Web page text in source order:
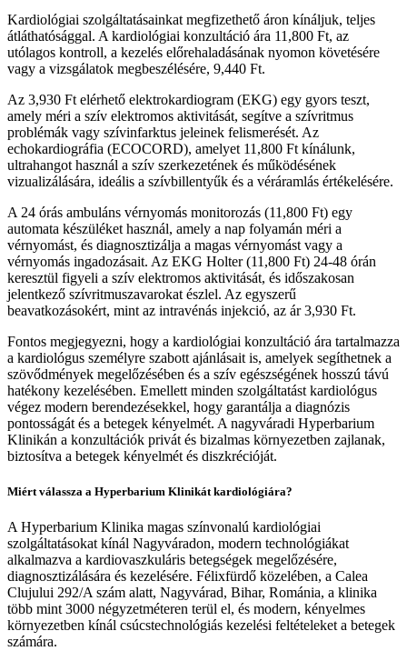
Kardiológiai szolgáltatásainkat megfizethető áron kínáljuk, teljes
átláthatósággal. A kardiológiai konzultáció ára 11,800 Ft, az
utólagos kontroll, a kezelés előrehaladásának nyomon követésére
vagy a vizsgálatok megbeszélésére, 9,440 Ft.
Az 3,930 Ft elérhető elektrokardiogram (EKG) egy gyors teszt,
amely méri a szív elektromos aktivitását, segítve a szívritmus
problémák vagy szívinfarktus jeleinek felismerését. Az
echokardiográfia (ECOCORD), amelyet 11,800 Ft kínálunk,
ultrahangot használ a szív szerkezetének és működésének
vizualizálására, ideális a szívbillentyűk és a véráramlás értékelésére.
A 24 órás ambuláns vérnyomás monitorozás (11,800 Ft) egy
automata készüléket használ, amely a nap folyamán méri a
vérnyomást, és diagnosztizálja a magas vérnyomást vagy a
vérnyomás ingadozásait. Az EKG Holter (11,800 Ft) 24-48 órán
keresztül figyeli a szív elektromos aktivitását, és időszakosan
jelentkező szívritmuszavarokat észlel. Az egyszerű
beavatkozásokért, mint az intravénás injekció, az ár 3,930 Ft.
Fontos megjegyezni, hogy a kardiológiai konzultáció ára tartalmazza
a kardiológus személyre szabott ajánlásait is, amelyek segíthetnek a
szövődmények megelőzésében és a szív egészségének hosszú távú
hatékony kezelésében. Emellett minden szolgáltatást kardiológus
végez modern berendezésekkel, hogy garantálja a diagnózis
pontosságát és a betegek kényelmét. A nagyváradi Hyperbarium
Klinikán a konzultációk privát és bizalmas környezetben zajlanak,
biztosítva a betegek kényelmét és diszkrécióját.
Miért válassza a Hyperbarium Klinikát kardiológiára?
A Hyperbarium Klinika magas színvonalú kardiológiai
szolgáltatásokat kínál Nagyváradon, modern technológiákat
alkalmazva a kardiovaszkuláris betegségek megelőzésére,
diagnosztizálására és kezelésére. Félixfürdő közelében, a Calea
Clujului 292/A szám alatt, Nagyvárad, Bihar, Románia, a klinika
több mint 3000 négyzetméteren terül el, és modern, kényelmes
környezetben kínál csúcstechnológiás kezelési feltételeket a betegek
számára.